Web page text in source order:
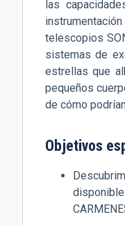
las
telescopios
sistemas de
estrellas que
pequeños
de cómo
Objetivos